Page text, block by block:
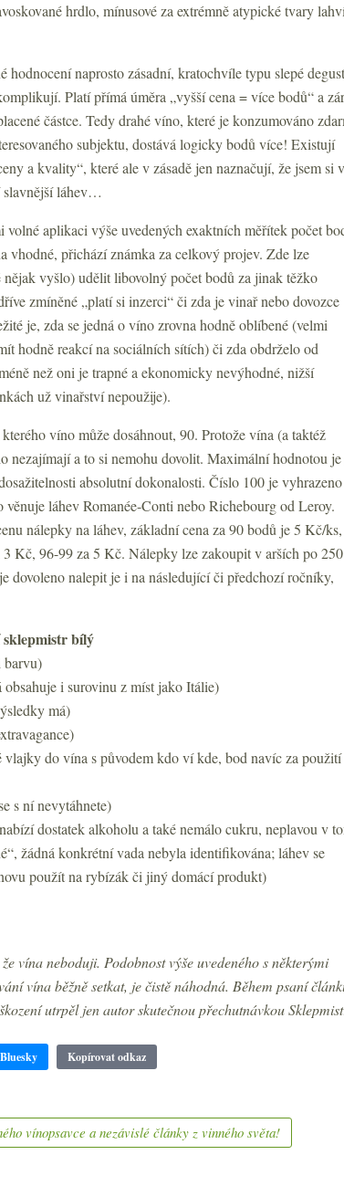
hrdlo, mínusové za extrémně atypické tvary
hodnocení naprosto zásadní, kratochvíle typu slepé
Platí přímá úměra „vyšší cena = více bodů“ a
částce. Tedy drahé víno, které je konzumováno
subjektu, dostává logicky bodů více! Existují
a kvality“, které ale v zásadě jen naznačují, že jsem si
slavnější láhev…
aplikaci výše uvedených exaktních měřítek počet
vhodné, přichází známka za celkový projev. Zde lze
vyšlo) udělit libovolný počet bodů za jinak těžko
zmíněné „platí si inzerci“ či zda je vinař nebo dovozce
je, zda se jedná o víno zrovna hodně oblíbené (velmi
hodně reakcí na sociálních sítích) či zda obdrželo od
než oni je trapné a ekonomicky nevýhodné, nižší
už vinařství nepoužije).
víno může dosáhnout, 90. Protože vína (a taktéž
nezajímají a to si nemohu dovolit. Maximální hodnotou
absolutní dokonalosti. Číslo 100 je vyhrazeno
láhev Romanée-Conti nebo Richebourg od Leroy.
nálepky na láhev, základní cena za 90 bodů je 5 Kč/ks,
Kč, 96-99 za 5 Kč. Nálepky lze zakoupit v arších po
dovoleno nalepit je i na následující či předchozí ročníky,
bílý
barvu)
i surovinu z míst jako Itálie)
má)
do vína s původem kdo ví kde, bod navíc za použití
s ní nevytáhnete)
dostatek alkoholu a také nemálo cukru, neplavou v
žádná konkrétní vada nebyla identifikována; láhev se
použít na rybízák či jiný domácí produkt)
vína neboduji. Podobnost výše uvedeného s některými
vína běžně setkat, je čistě náhodná. Během psaní
utrpěl jen autor skutečnou přechutnávkou
Bluesky Kopírovat odkaz
vínopsavce a nezávislé články z vinného světa!